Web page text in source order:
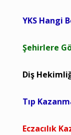
YKS Hangi
Şehirlere
Diş
Tıp
Eczacılık